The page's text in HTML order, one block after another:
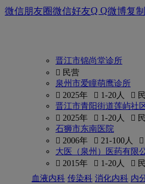
微信朋友圈微信好友Q Q微博复
晋江市锦尚堂诊所
 民营
泉州市爱瞳萌鹰诊所
 2025年
 1-20人

晋江市青阳街道莲屿社
 2025年
 1-20人

石狮市东南医院
 2006年
 21-100人
大医（泉州）医药有限
 2015年
 1-20人 
血液内科 传染科 消化内科 内